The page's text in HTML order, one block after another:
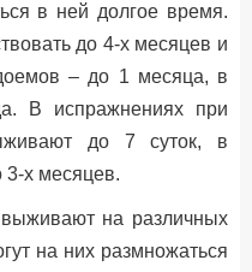
в ней долгое время.
до 4-х месяцев и
– до 1 месяца, в
В испражнениях при
до 7 суток, в
х месяцев.
на различных
на них размножаться